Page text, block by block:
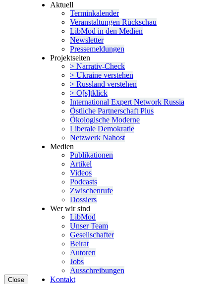
Close
Aktuell
Termin­ka­lender
Veran­stal­tungen Rückschau
LibMod in den Medien
Newsletter
Presse­mel­dungen
Projekt­seiten
> Narrativ-Check
> Ukraine verstehen
> Russland verstehen
> O[s]tklick
Inter­na­tional Expert Network Russia
Östliche Partner­schaft Plus
Ökolo­gische Moderne
Liberale Demokratie
Netzwerk Nahost
Medien
Publi­ka­tionen
Artikel
Videos
Podcasts
Zwischenrufe
Dossiers
Wer wir sind
LibMod
Unser Team
Gesell­schafter
Beirat
Autoren
Jobs
Ausschrei­bungen
Kontakt